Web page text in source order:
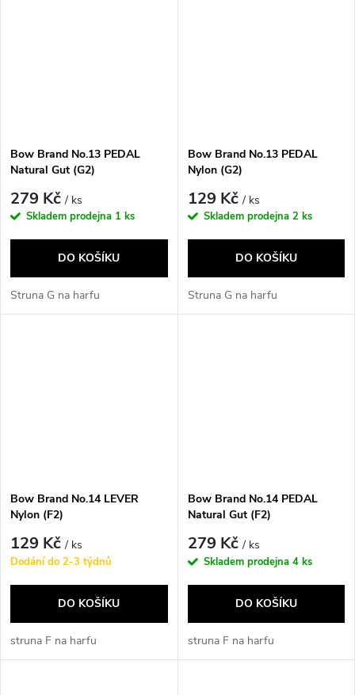
Bow Brand No.13 PEDAL
Natural Gut (G2)
279 Kč/ ks
Skladem prodejna 1 ks
DO KOŠÍKU
Struna G na harfu
Bow Brand No.13 PEDAL
Nylon (G2)
129 Kč/ ks
Skladem prodejna 2 ks
DO KOŠÍKU
Struna G na harfu
Bow Brand No.14 LEVER
Nylon (F2)
129 Kč/ ks
Dodání do 2-3 týdnů
DO KOŠÍKU
struna F na harfu
Bow Brand No.14 PEDAL
Natural Gut (F2)
279 Kč/ ks
Skladem prodejna 4 ks
DO KOŠÍKU
struna F na harfu